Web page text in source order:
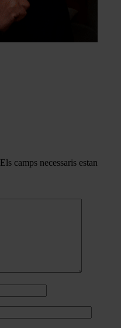
Els camps necessaris estan